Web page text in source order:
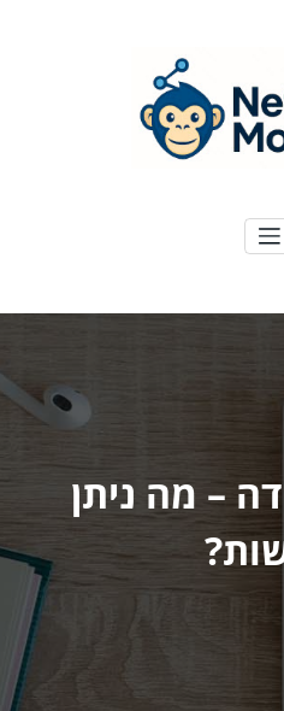
– מה ניתן